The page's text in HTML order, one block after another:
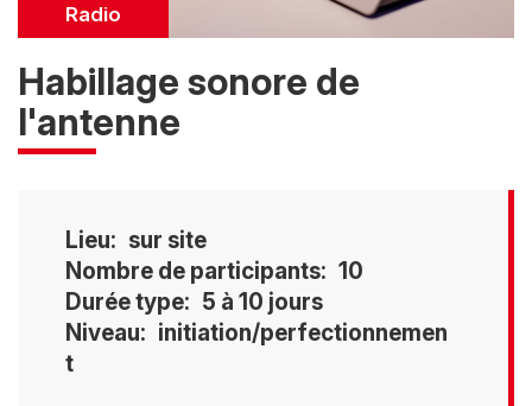
Catégorie
Radio
Habillage sonore de
l'antenne
Lieu
sur site
Nombre de participants
10
Durée type
5 à 10 jours
Niveau
initiation/perfectionnemen
t